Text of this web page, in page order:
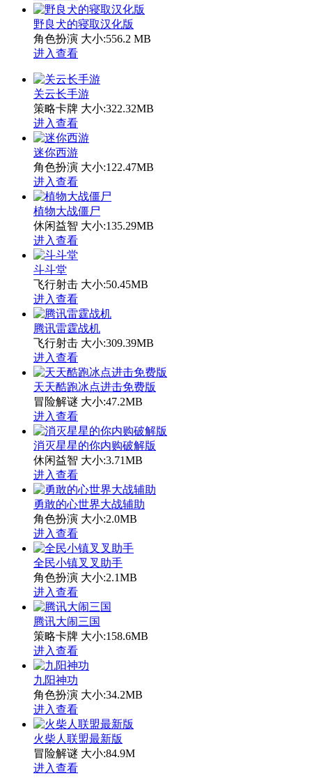
野良犬的寝取汉化版
角色扮演 大小:556.2 MB
进入查看
关云长手游
策略卡牌 大小:322.32MB
进入查看
迷你西游
角色扮演 大小:122.47MB
进入查看
植物大战僵尸
休闲益智 大小:135.29MB
进入查看
斗斗堂
飞行射击 大小:50.45MB
进入查看
腾讯雷霆战机
飞行射击 大小:309.39MB
进入查看
天天酷跑冰点进击免费版
冒险解谜 大小:47.2MB
进入查看
消灭星星的你内购破解版
休闲益智 大小:3.71MB
进入查看
勇敢的心世界大战辅助
角色扮演 大小:2.0MB
进入查看
全民小镇叉叉助手
角色扮演 大小:2.1MB
进入查看
腾讯大闹三国
策略卡牌 大小:158.6MB
进入查看
九阳神功
角色扮演 大小:34.2MB
进入查看
火柴人联盟最新版
冒险解谜 大小:84.9M
进入查看